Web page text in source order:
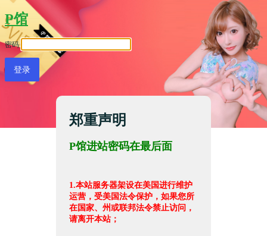
P馆
密码
郑重声明
P馆进站密码在最后面
1.本站服务器架设在美国进行维护
运营，受美国法令保护，如果您所
在国家、州或联邦法令禁止访问，
请离开本站；